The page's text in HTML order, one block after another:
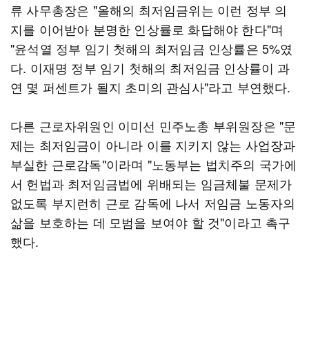
류 사무총장은 "올해의 최저임금위는 이런 정부 의
지를 이어받아 분명한 인상률로 화답해야 한다"며
"윤석열 정부 임기 첫해의 최저임금 인상률은 5%였
다. 이재명 정부 임기 첫해의 최저임금 인상률이 과
연 몇 퍼센트가 될지 초미의 관심사"라고 부연했다.
다른 근로자위원인 이미선 민주노총 부위원장은 "문
제는 최저임금이 아니라 이를 지키지 않는 사업장과
부실한 근로감독"이라며 "노동부는 법치주의 국가에
서 헌법과 최저임금법에 위배되는 임금체불 문제가
없도록 부지런히 근로 감독에 나서 저임금 노동자의
삶을 보호하는 데 모범을 보여야 할 것"이라고 촉구
했다.